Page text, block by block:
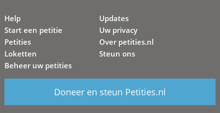
Help
Start een petitie
Petities
Loketten
Beheer uw petities
Updates
Uw privacy
Over petities.nl
Steun ons
Doneer en steun Petities.nl